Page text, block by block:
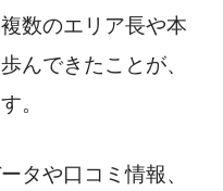
数のエリア長や本
んできたことが、
。
タや口コミ情報、